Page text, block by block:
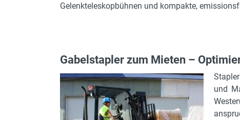
Gelenkteleskopbühnen und kompakte,
Gabelstapler zum Mieten –
und